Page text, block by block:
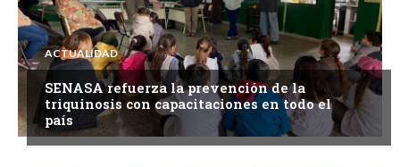
ACTUALIDAD
SENASA refuerza la prevención de la
triquinosis con capacitaciones en todo el
país